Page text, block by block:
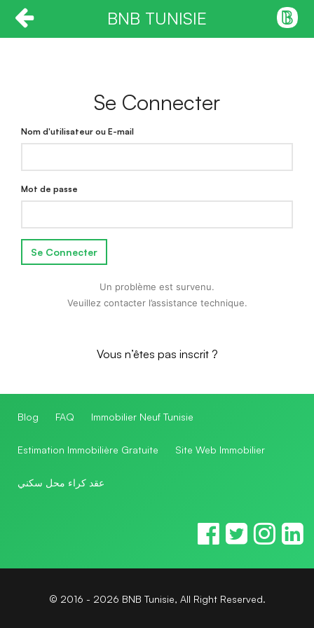
BNB TUNISIE
Se Connecter
Nom d'utilisateur ou E-mail
Mot de passe
Se Connecter
Un problème est survenu.
Veuillez contacter l’assistance technique.
Vous n’êtes pas inscrit ?
Blog FAQ Immobilier Neuf Tunisie
Estimation Immobilière Gratuite Site Web Immobilier
عقد كراء محل سكني
© 2016 - 2026 BNB Tunisie, All Right Reserved.